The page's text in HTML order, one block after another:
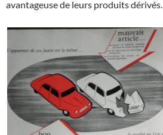
avantageuse de leurs produits dérivés.